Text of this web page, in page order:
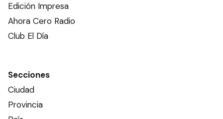
Edición Impresa
Ahora Cero Radio
Club El Día
Secciones
Ciudad
Provincia